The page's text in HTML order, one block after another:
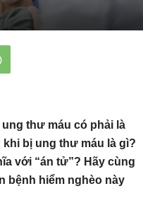
thư máu có phải là
bị ung thư máu là gì?
với “án tử”? Hãy cùng
bệnh hiểm nghèo này